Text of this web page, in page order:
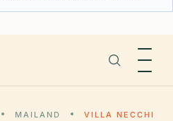
MAILAND
VILLA NECCHI